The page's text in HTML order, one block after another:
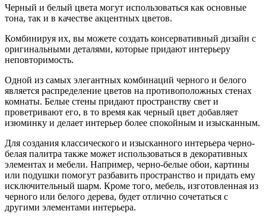
Черный и белый цвета могут использоваться как основные
тона, так и в качестве акцентных цветов.
Комбинируя их, вы можете создать консервативный дизайн с
оригинальными деталями, которые придают интерьеру
неповторимость.
Одной из самых элегантных комбинаций черного и белого
является распределение цветов на противоположных стенах
комнаты. Белые стены придают пространству свет и
проветривают его, в то время как черный цвет добавляет
изюминку и делает интерьер более спокойным и изысканным.
Для создания классического и изысканного интерьера черно-
белая палитра также может использоваться в декоративных
элементах и мебели. Например, черно-белые обои, картины
или подушки помогут разбавить пространство и придать ему
исключительный шарм. Кроме того, мебель, изготовленная из
черного или белого дерева, будет отлично сочетаться с
другими элементами интерьера.